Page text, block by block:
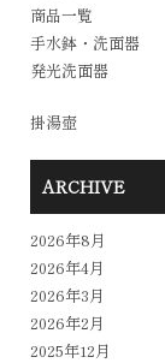
商品一覧
手水鉢・洗面器
発光洗面器
掛湯壺
ARCHIVE
2026年8月
2026年4月
2026年3月
2026年2月
2025年12月